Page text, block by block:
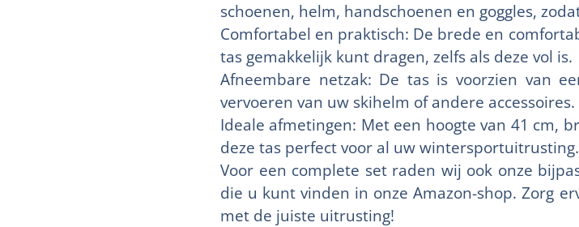
schoenen, helm, handschoenen en goggles,
Comfortabel en praktisch: De brede en
tas gemakkelijk kunt dragen, zelfs als deze vol is.
Afneembare netzak: De tas is voorzien van
vervoeren van uw skihelm of andere accessoires.
Ideale afmetingen: Met een hoogte van 41 cm,
deze tas perfect voor al uw wintersportuitrusting.
Voor een complete set raden wij ook onze
die u kunt vinden in onze Amazon-shop. Zorg
met de juiste uitrusting!